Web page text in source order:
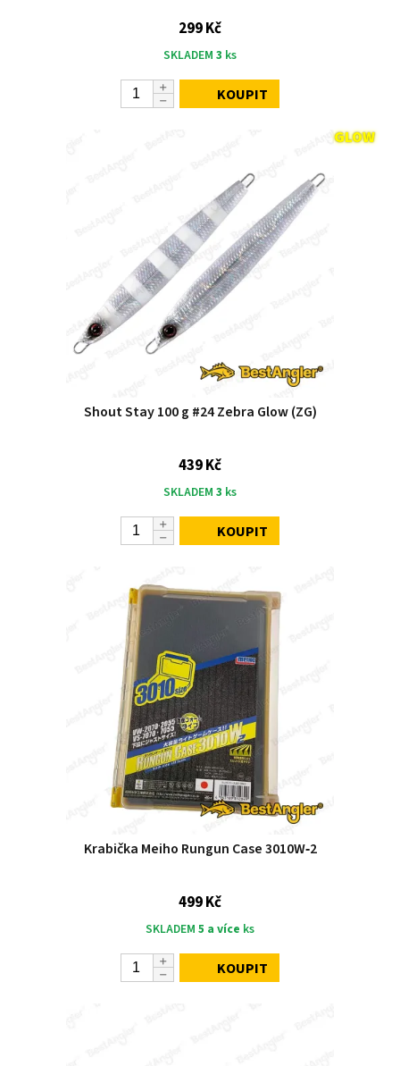
299 Kč
SKLADEM 3 ks
KOUPIT
Shout Stay 100 g #24 Zebra Glow (ZG)
439 Kč
SKLADEM 3 ks
KOUPIT
Krabička Meiho Rungun Case 3010W‑2
499 Kč
SKLADEM 5 a více ks
KOUPIT